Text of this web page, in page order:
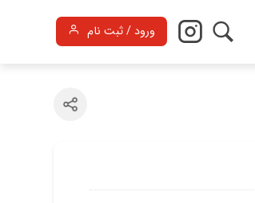
ورود / ثبت نام